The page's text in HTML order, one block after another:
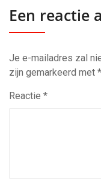
Een reactie
Je e-mailadres zal
zijn gemarkeerd met *
Reactie *